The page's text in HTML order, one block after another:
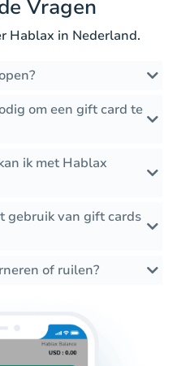
Vragen
Hablax in Nederland.
om een gift card te
ik met Hablax
gebruik van gift cards
of ruilen?